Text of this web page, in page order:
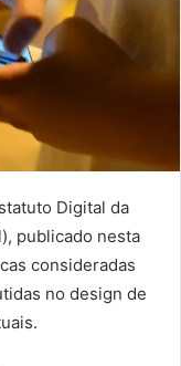
Digital da
publicado nesta
consideradas
no design de